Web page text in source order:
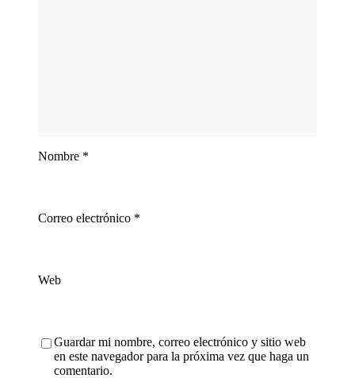
Nombre *
Correo electrónico *
Web
Guardar mi nombre, correo electrónico y sitio web
en este navegador para la próxima vez que haga un
comentario.